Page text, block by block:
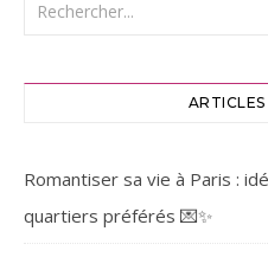
Romantiser sa vie à Paris :
quartiers préférés 💌✨